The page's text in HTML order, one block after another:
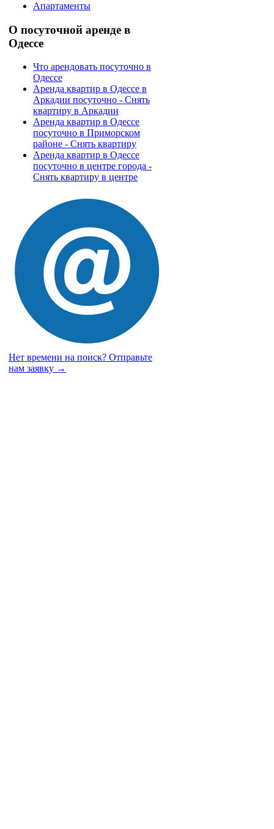
Апартаменты
О посуточной аренде в
Одессе
Что арендовать посуточно в
Одессе
Аренда квартир в Одессе в
Аркадии посуточно - Снять
квартиру в Аркадии
Аренда квартир в Одессе
посуточно в Приморском
районе - Снять квартиру
Аренда квартир в Одессе
посуточно в центре города -
Снять квартиру в центре
Нет времени на поиск? Отправьте
нам заявку →